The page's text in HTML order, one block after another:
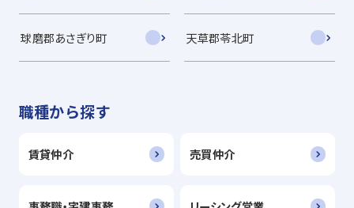
球磨郡あさぎり町 天草郡苓北町
職種から探す
賃貸仲介 売買仲介